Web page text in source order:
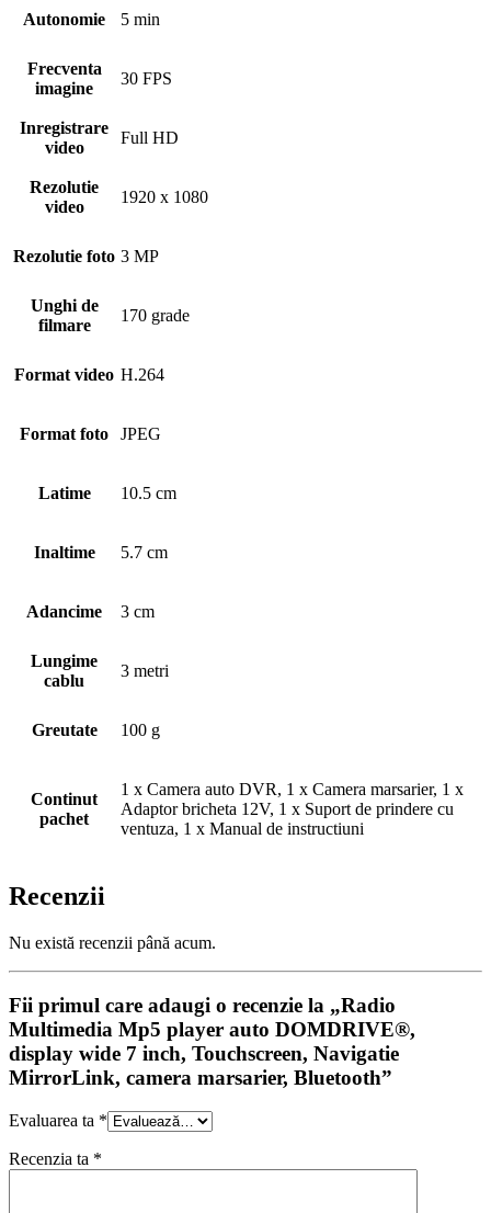
Autonomie 5 min
Frecventa
imagine
30 FPS
Inregistrare
video
Full HD
Rezolutie
video
1920 x 1080
Rezolutie foto 3 MP
Unghi de
filmare
170 grade
Format video H.264
Format foto JPEG
Latime 10.5 cm
Inaltime 5.7 cm
Adancime 3 cm
Lungime
cablu
3 metri
Greutate 100 g
Continut
pachet
1 x Camera auto DVR, 1 x Camera marsarier, 1 x
Adaptor bricheta 12V, 1 x Suport de prindere cu
ventuza, 1 x Manual de instructiuni
Recenzii
Nu există recenzii până acum.
Fii primul care adaugi o recenzie la „Radio
Multimedia Mp5 player auto DOMDRIVE®,
display wide 7 inch, Touchscreen, Navigatie
MirrorLink, camera marsarier, Bluetooth”
Evaluarea ta *
Recenzia ta *